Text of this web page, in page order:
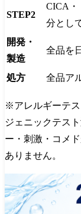
STEP2
CICA・
分とし
開発・
製造
全品を
処方 全品ア
※アレルギーテ
ジェニックテス
ー・刺激・コメ
ありません。